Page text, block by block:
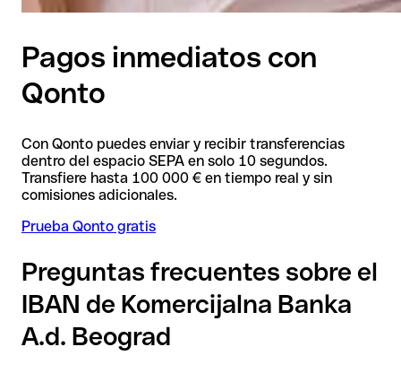
Pagos inmediatos con
Qonto
Con Qonto puedes enviar y recibir transferencias
dentro del espacio SEPA en solo 10 segundos.
Transfiere hasta 100 000 € en tiempo real y sin
comisiones adicionales.
Prueba Qonto gratis
Preguntas frecuentes sobre el
IBAN de Komercijalna Banka
A.d. Beograd